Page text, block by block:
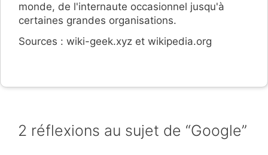
monde, de l'internaute occasionnel jusqu'à
certaines grandes organisations.
Sources : wiki-geek.xyz et wikipedia.org
2 réflexions au sujet de “Google”